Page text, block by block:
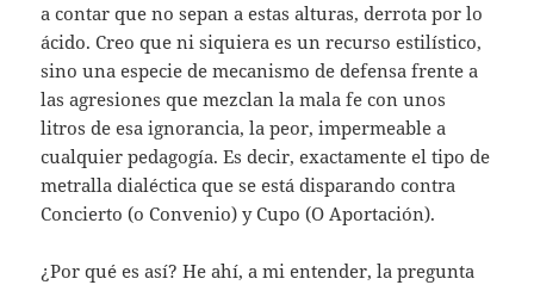
a contar que no sepan a estas alturas, derrota por lo
ácido. Creo que ni siquiera es un recurso estilístico,
sino una especie de mecanismo de defensa frente a
las agresiones que mezclan la mala fe con unos
litros de esa ignorancia, la peor, impermeable a
cualquier pedagogía. Es decir, exactamente el tipo de
metralla dialéctica que se está disparando contra
Concierto (o Convenio) y Cupo (O Aportación).
¿Por qué es así? He ahí, a mi entender, la pregunta